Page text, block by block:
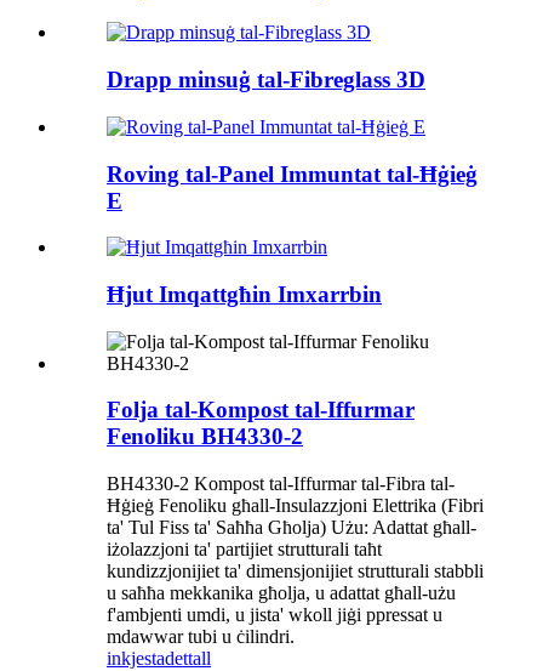
Drapp minsuġ tal-Fibreglass 3D
Roving tal-Panel Immuntat tal-Ħġieġ
E
Ħjut Imqattgħin Imxarrbin
Folja tal-Kompost tal-Iffurmar
Fenoliku BH4330-2
BH4330-2 Kompost tal-Iffurmar tal-Fibra tal-
Ħġieġ Fenoliku għall-Insulazzjoni Elettrika (Fibri
ta' Tul Fiss ta' Saħħa Għolja) Użu: Adattat għall-
iżolazzjoni ta' partijiet strutturali taħt
kundizzjonijiet ta' dimensjonijiet strutturali stabbli
u saħħa mekkanika għolja, u adattat għall-użu
f'ambjenti umdi, u jista' wkoll jiġi ppressat u
mdawwar tubi u ċilindri.
inkjestadettall